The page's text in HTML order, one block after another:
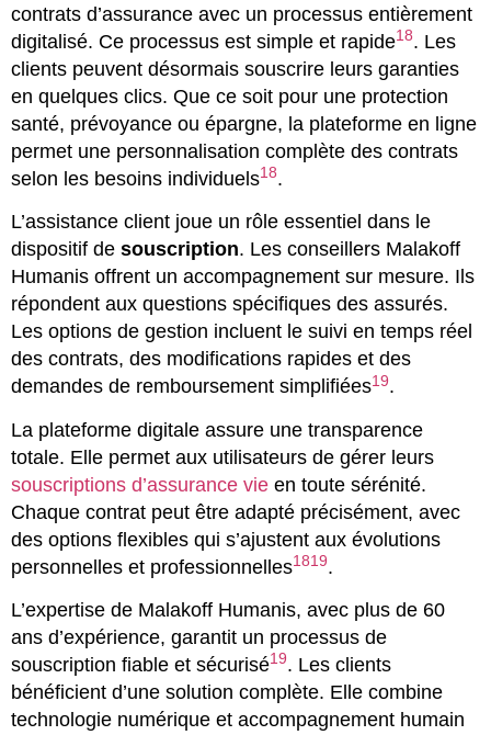
contrats d’assurance avec un processus entièrement
digitalisé. Ce processus est simple et rapide18. Les
clients peuvent désormais souscrire leurs garanties
en quelques clics. Que ce soit pour une protection
santé, prévoyance ou épargne, la plateforme en ligne
permet une personnalisation complète des contrats
selon les besoins individuels18.
L’assistance client joue un rôle essentiel dans le
dispositif de souscription. Les conseillers Malakoff
Humanis offrent un accompagnement sur mesure. Ils
répondent aux questions spécifiques des assurés.
Les options de gestion incluent le suivi en temps réel
des contrats, des modifications rapides et des
demandes de remboursement simplifiées19.
La plateforme digitale assure une transparence
totale. Elle permet aux utilisateurs de gérer leurs
souscriptions d’assurance vie en toute sérénité.
Chaque contrat peut être adapté précisément, avec
des options flexibles qui s’ajustent aux évolutions
personnelles et professionnelles1819.
L’expertise de Malakoff Humanis, avec plus de 60
ans d’expérience, garantit un processus de
souscription fiable et sécurisé19. Les clients
bénéficient d’une solution complète. Elle combine
technologie numérique et accompagnement humain